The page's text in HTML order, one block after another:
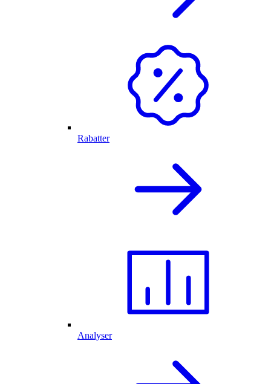
Rabatter
Analyser